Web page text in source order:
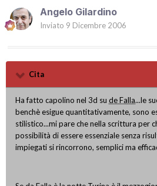
Angelo Gilardino
Inviato 9 Dicembre 2006
Cita
Ha fatto capolino nel 3d su de Falla...le
benchè esigue quantitativamente, sono
stilistico...mi pare che nella scrittura per
possibilità di essere essenziale senza
impiegati si rincorrono, semplici ma